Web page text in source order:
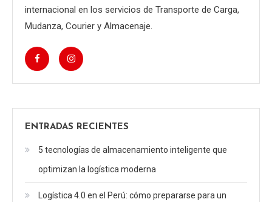
internacional en los servicios de Transporte de Carga,
Mudanza, Courier y Almacenaje.
ENTRADAS RECIENTES
5 tecnologías de almacenamiento inteligente que
optimizan la logística moderna
Logística 4.0 en el Perú: cómo prepararse para un